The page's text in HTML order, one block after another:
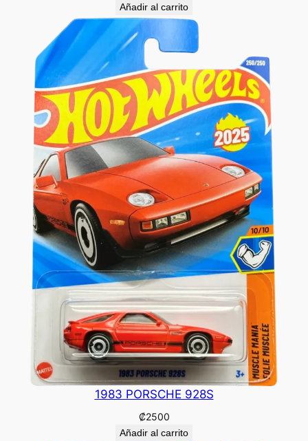
Añadir al carrito
1983 PORSCHE 928S
₡2500
Añadir al carrito